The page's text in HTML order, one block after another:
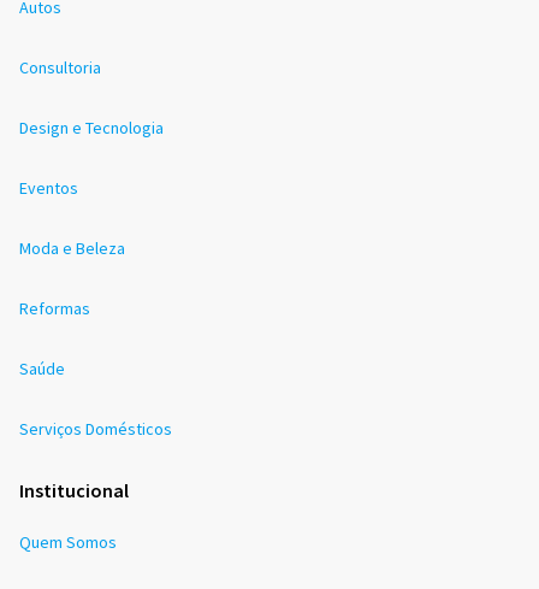
Autos
Consultoria
Design e Tecnologia
Eventos
Moda e Beleza
Reformas
Saúde
Serviços Domésticos
Institucional
Quem Somos